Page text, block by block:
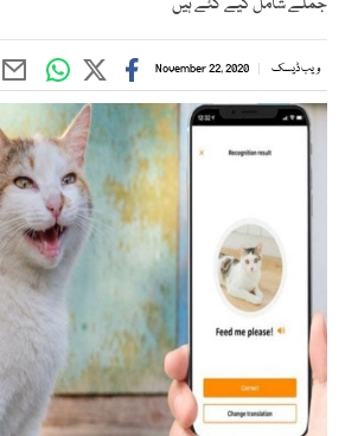
ویب ڈیسک November 22, 2020